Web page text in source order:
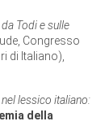
Todi e sulle
Congresso
di Italiano),
lessico italiano:
della